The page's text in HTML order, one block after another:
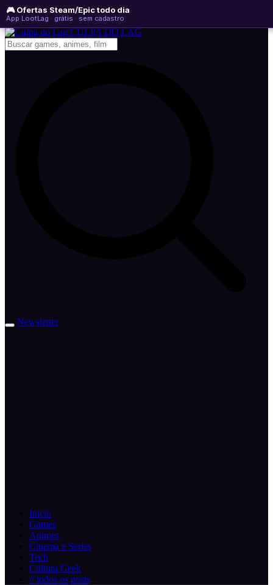
🎮 Ofertas Steam/Epic todo dia
App LootLag · grátis · sem cadastro
domingo, 09 de agosto de 2026 WhatsApp
Newsletter
CULPA DO LAG
Newsletter
Inicio
Games
Animes
Cinema e Series
Tech
Cultura Geek
// todos os posts